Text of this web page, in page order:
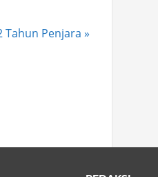
Tahun Penjara